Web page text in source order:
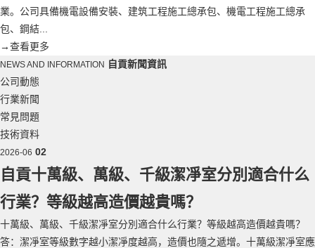
業。公司具備機電設備安裝、建筑工程施工總承包、機電工程施工總承
包、鋼結...
→查看更多
NEWS AND INFORMATION 自貢新聞資訊
公司動態
行業新聞
常見問題
技術資料
2026-06 02
自貢十萬級、萬級、千級潔凈室分別適合什么
行業？等級越高造價越貴嗎？
十萬級、萬級、千級潔凈室分別適合什么行業？等級越高造價越貴嗎？
答：潔凈室等級數字越小潔凈度越高，造價也隨之遞增。十萬級潔凈室應